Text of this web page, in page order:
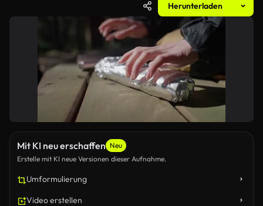
Herunterladen
Mit KI neu erschaffen Neu
Erstelle mit KI neue Versionen dieser Aufnahme.
Umformulierung
Video erstellen